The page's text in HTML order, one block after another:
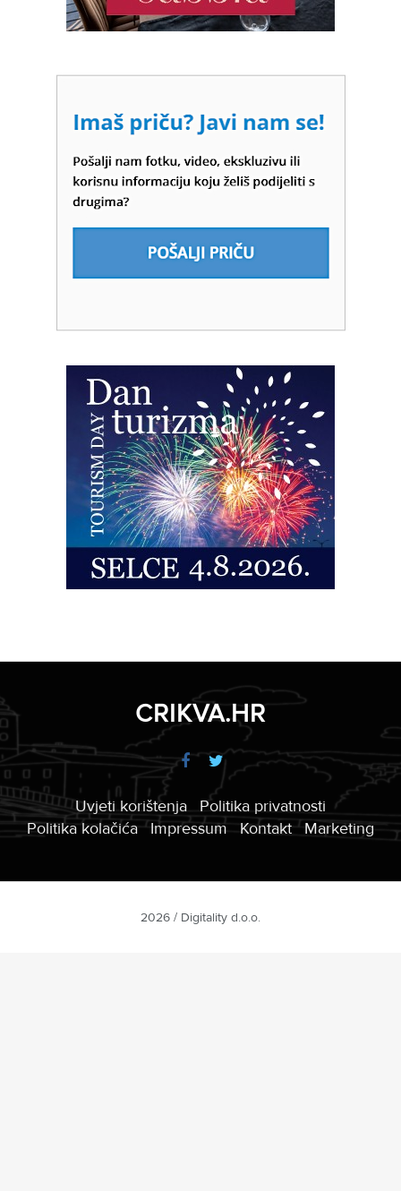
CRIKVA.HR
Uvjeti korištenja
Politika privatnosti
Politika kolačića
Impressum Kontakt Marketing
2026 / Digitality d.o.o.